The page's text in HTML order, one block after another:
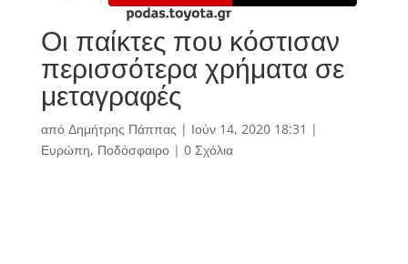
Οι παίκτες που κόστισαν
περισσότερα χρήματα σε
μεταγραφές
από Δημήτρης Πάππας | Ιούν 14, 2020 18:31 |
Ευρώπη, Ποδόσφαιρο| 0 Σχόλια